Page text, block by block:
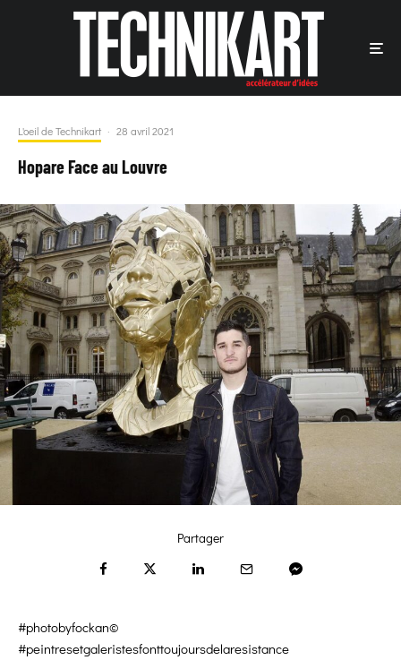
L'oeil de Technikart · 28 avril 2021
Hopare Face au Louvre
Partager
#photobyfockan©
#peintresetgaleristesfonttoujoursdelaresistance